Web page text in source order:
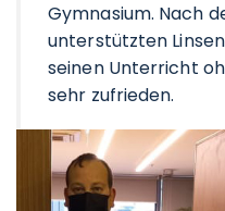
Gymnasium. Nach
unterstützten
seinen Unterricht
sehr zufrieden.